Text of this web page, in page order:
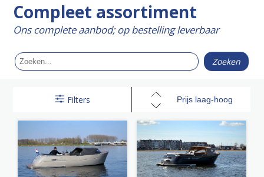
Compleet assortiment
Ons complete aanbod; op bestelling leverbaar
Filters